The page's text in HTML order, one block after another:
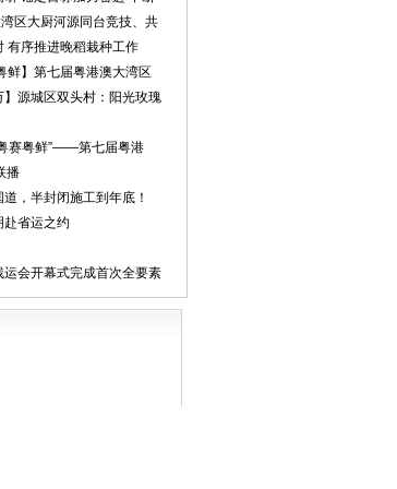
区大厨河源同台竞技、共
有序推进晚稻栽种工作
鲜】第七届粤港澳大湾区
】源城区双头村：阳光玫瑰
赛粤鲜”——第七届粤港
播
，半封闭施工到年底！
赴省运之约
运会开幕式完成首次全要素